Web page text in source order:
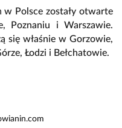
w Polsce zostały otwarte
Poznaniu i Warszawie.
się właśnie w Gorzowie,
Łodzi i Bełchatowie.